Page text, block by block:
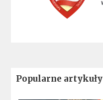
Popularne artykuły